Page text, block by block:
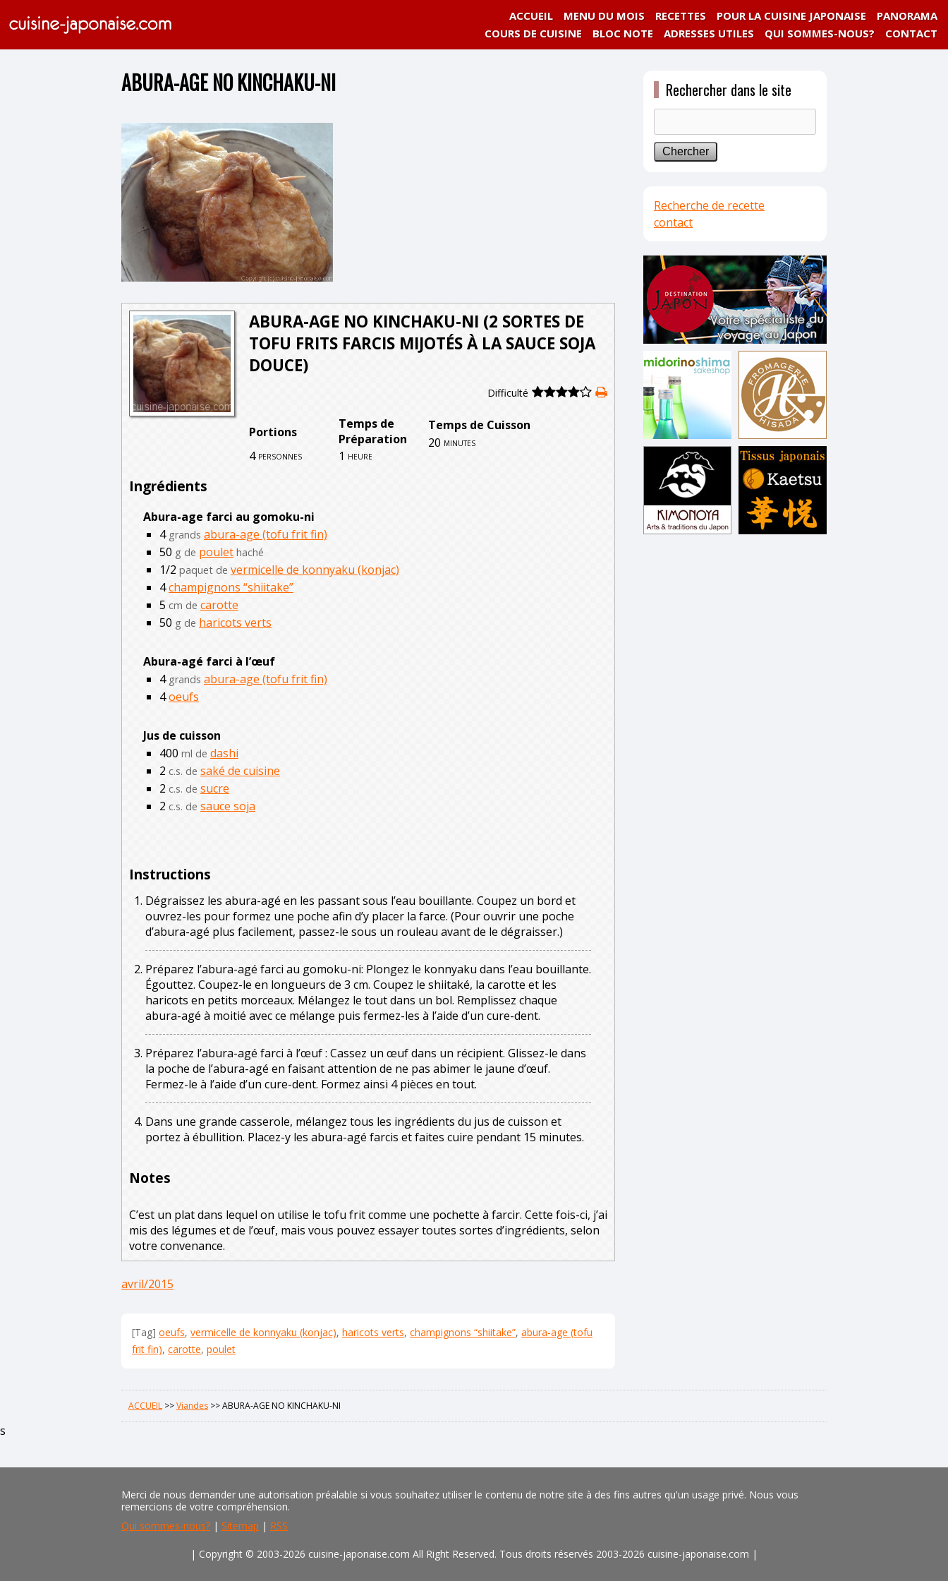
PANORAMA
POUR LA CUISINE JAPONAISE
RECETTES
MENU DU MOIS
ACCUEIL
CONTACT
QUI SOMMES-NOUS?
ADRESSES UTILES
BLOC NOTE
COURS DE CUISINE
ABURA-AGE NO KINCHAKU-NI
ABURA-AGE NO KINCHAKU-NI (2 SORTES DE
TOFU FRITS FARCIS MIJOTÉS À LA SAUCE SOJA
DOUCE)
Difficulté
Portions
Temps de
Préparation
4 personnes 1 heure
Temps de Cuisson
20 minutes
Ingrédients
Abura-age farci au gomoku-ni
4 grands abura-age (tofu frit fin)
50 g de poulet haché
1/2 paquet de vermicelle de konnyaku (konjac)
4champignons “shiitake”
5 cm de carotte
50 g de haricots verts
Abura-agé farci à l’œuf
4 grands abura-age (tofu frit fin)
4oeufs
Jus de cuisson
400 ml de dashi
2 c.s. de saké de cuisine
2 c.s. de sucre
2 c.s. de sauce soja
Instructions
Dégraissez les abura-agé en les passant sous l’eau bouillante. Coupez un bord et
ouvrez-les pour formez une poche afin d’y placer la farce. (Pour ouvrir une poche
d’abura-agé plus facilement, passez-le sous un rouleau avant de le dégraisser.)
Préparez l’abura-agé farci au gomoku-ni: Plongez le konnyaku dans l’eau bouillante.
Égouttez. Coupez-le en longueurs de 3 cm. Coupez le shiitaké, la carotte et les
haricots en petits morceaux. Mélangez le tout dans un bol. Remplissez chaque
abura-agé à moitié avec ce mélange puis fermez-les à l’aide d’un cure-dent.
Préparez l’abura-agé farci à l’œuf : Cassez un œuf dans un récipient. Glissez-le dans
la poche de l’abura-agé en faisant attention de ne pas abimer le jaune d’œuf.
Fermez-le à l’aide d’un cure-dent. Formez ainsi 4 pièces en tout.
Dans une grande casserole, mélangez tous les ingrédients du jus de cuisson et
portez à ébullition. Placez-y les abura-agé farcis et faites cuire pendant 15 minutes.
Notes
C’est un plat dans lequel on utilise le tofu frit comme une pochette à farcir. Cette fois-ci, j’ai
mis des légumes et de l’œuf, mais vous pouvez essayer toutes sortes d’ingrédients, selon
votre convenance.
avril/2015
[Tag] oeufs, vermicelle de konnyaku (konjac), haricots verts, champignons “shiitake”, abura-age (tofu
frit fin), carotte, poulet
Rechercher dans le site
Recherche de recette
contact
ACCUEIL >>Viandes >>ABURA-AGE NO KINCHAKU-NI
s
Merci de nous demander une autorisation préalable si vous souhaitez utiliser le contenu de notre site à des fins autres qu'un usage privé. Nous vous
remercions de votre compréhension.
Qui sommes-nous? | Sitemap | RSS
| Copyright © 2003-2026 cuisine-japonaise.com All Right Reserved. Tous droits réservés 2003-2026 cuisine-japonaise.com |